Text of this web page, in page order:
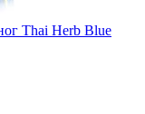
Thai Herb Blue